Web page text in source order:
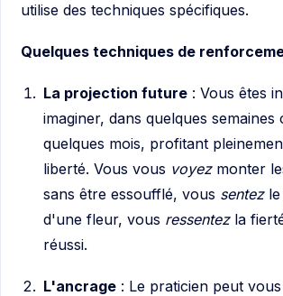
utilise des techniques spécifiques.
Quelques techniques de
La projection future: Vous êtes
imaginer, dans quelques semaines
quelques mois, profitant
liberté. Vous vous voyezmonter
sans être essoufflé, vous sentezle
d'une fleur, vous ressentezla
réussi.
L'ancrage: Le praticien peut vous